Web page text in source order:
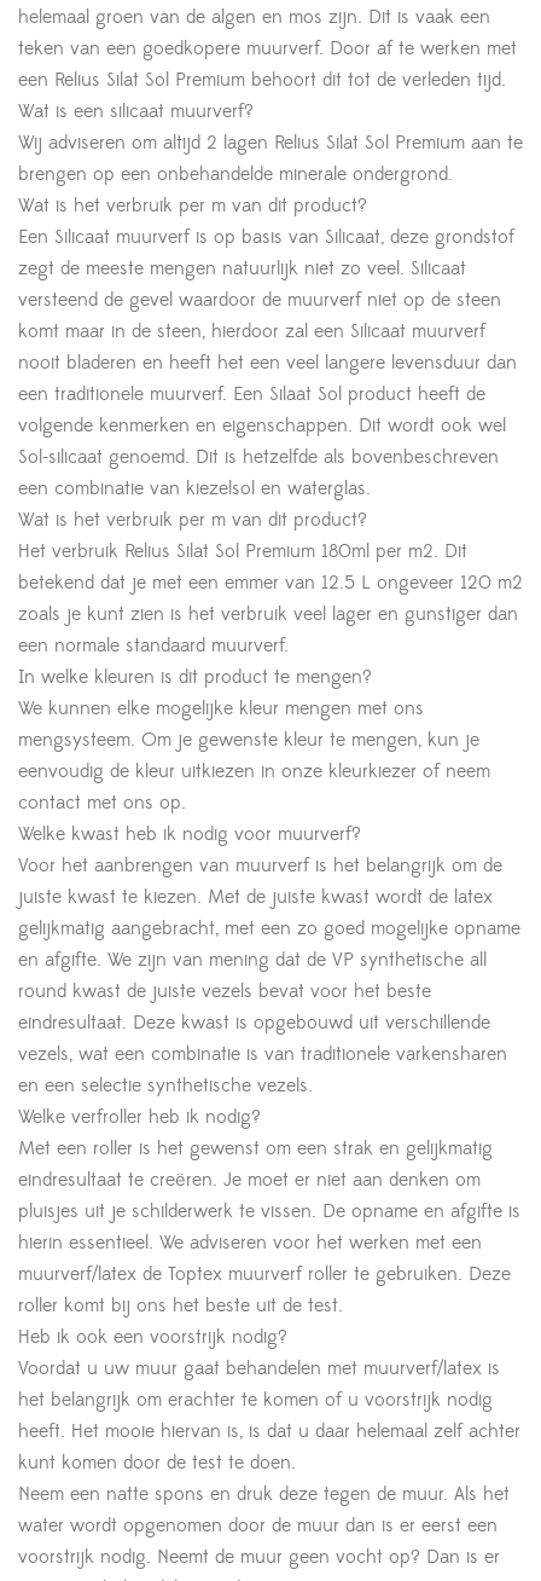
helemaal groen van de algen en mos zijn. Dit is vaak een
teken van een goedkopere muurverf. Door af te werken met
een Relius Silat Sol Premium behoort dit tot de verleden tijd.
Wat is een silicaat muurverf?
Wij adviseren om altijd 2 lagen Relius Silat Sol Premium aan te
brengen op een onbehandelde minerale ondergrond.
Wat is het verbruik per m van dit product?
Een Silicaat muurverf is op basis van Silicaat, deze grondstof
zegt de meeste mengen natuurlijk niet zo veel. Silicaat
versteend de gevel waardoor de muurverf niet op de steen
komt maar in de steen, hierdoor zal een Silicaat muurverf
nooit bladeren en heeft het een veel langere levensduur dan
een traditionele muurverf. Een Silaat Sol product heeft de
volgende kenmerken en eigenschappen. Dit wordt ook wel
Sol-silicaat genoemd. Dit is hetzelfde als bovenbeschreven
een combinatie van kiezelsol en waterglas.
Wat is het verbruik per m van dit product?
Het verbruik Relius Silat Sol Premium 180ml per m2. Dit
betekend dat je met een emmer van 12.5 L ongeveer 120 m2
zoals je kunt zien is het verbruik veel lager en gunstiger dan
een normale standaard muurverf.
In welke kleuren is dit product te mengen?
We kunnen elke mogelijke kleur mengen met ons
mengsysteem. Om je gewenste kleur te mengen, kun je
eenvoudig de kleur uitkiezen in onze kleurkiezer of neem
contact met ons op.
Welke kwast heb ik nodig voor muurverf?
Voor het aanbrengen van muurverf is het belangrijk om de
juiste kwast te kiezen. Met de juiste kwast wordt de latex
gelijkmatig aangebracht, met een zo goed mogelijke opname
en afgifte. We zijn van mening dat de VP synthetische all
round kwast de juiste vezels bevat voor het beste
eindresultaat. Deze kwast is opgebouwd uit verschillende
vezels, wat een combinatie is van traditionele varkensharen
en een selectie synthetische vezels.
Welke verfroller heb ik nodig?
Met een roller is het gewenst om een strak en gelijkmatig
eindresultaat te creëren. Je moet er niet aan denken om
pluisjes uit je schilderwerk te vissen. De opname en afgifte is
hierin essentieel. We adviseren voor het werken met een
muurverf/latex de Toptex muurverf roller te gebruiken. Deze
roller komt bij ons het beste uit de test.
Heb ik ook een voorstrijk nodig?
Voordat u uw muur gaat behandelen met muurverf/latex is
het belangrijk om erachter te komen of u voorstrijk nodig
heeft. Het mooie hiervan is, is dat u daar helemaal zelf achter
kunt komen door de test te doen.
Neem een natte spons en druk deze tegen de muur. Als het
water wordt opgenomen door de muur dan is er eerst een
voorstrijk nodig. Neemt de muur geen vocht op? Dan is er